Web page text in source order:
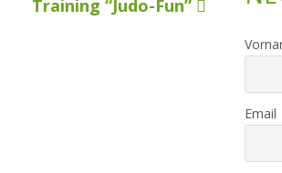
Nächster
Training “Judo-Fun”
Email